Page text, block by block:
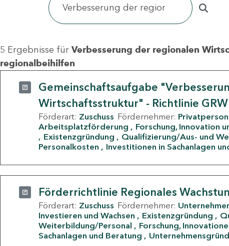
5 Ergebnisse für Verbesserung der regionalen
regionalbeihilfen
Gemeinschaftsaufgabe
Wirtschaftsstruktur" - Richtlinie GRW
Förderart: Zuschuss Fördernehmer:
Arbeitsplatzförderung
Forschung, Innovation
Existenzgründung
Qualifizierung/Aus- und
Personalkosten
Investitionen in Sachanlagen
Förderrichtlinie Regionales
Förderart: Zuschuss Fördernehmer:
Investieren und Wachsen
Existenzgründung
Weiterbildung/Personal
Forschung,
Sachanlagen und Beratung